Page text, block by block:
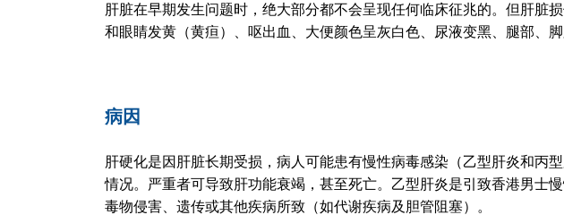
肝脏在早期发生问题时，绝大部分都不会呈现任何临床征兆的。但肝脏
和眼睛发黄（黄疸）、呕出血、大便颜色呈灰白色、尿液变黑、腿部、
病因
肝硬化是因肝脏长期受损，病人可能患有慢性病毒感染（乙型肝炎和丙
情况。严重者可导致肝功能衰竭，甚至死亡。乙型肝炎是引致香港男士
毒物侵害、遗传或其他疾病所致（如代谢疾病及胆管阻塞）。